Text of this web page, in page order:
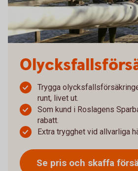
Trygga
runt, livet ut.
Som kund i Roslagens
rabatt.
Extra trygghet vid allvarliga
Se pris och skaffa